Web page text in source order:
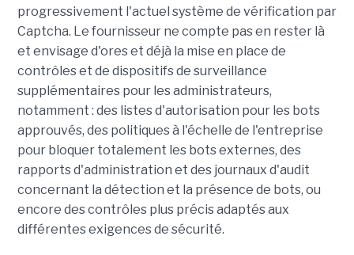
progressivement l'actuel système de vérification par
Captcha. Le fournisseur ne compte pas en rester là
et envisage d'ores et déjà la mise en place de
contrôles et de dispositifs de surveillance
supplémentaires pour les administrateurs,
notamment : des listes d'autorisation pour les bots
approuvés, des politiques à l'échelle de l'entreprise
pour bloquer totalement les bots externes, des
rapports d'administration et des journaux d'audit
concernant la détection et la présence de bots, ou
encore des contrôles plus précis adaptés aux
différentes exigences de sécurité.